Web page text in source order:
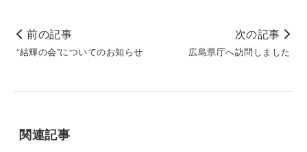
前の記事
“結輝の会”についてのお知らせ
次の記事
広島県庁へ訪問しました
関連記事